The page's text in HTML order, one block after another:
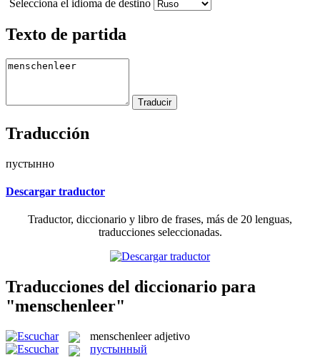
Selecciona el idioma de destino
Texto de partida
Traducción
пустынно
Descargar traductor
Traductor, diccionario y libro de frases, más de 20 lenguas,
traducciones seleccionadas.
Traducciones del diccionario para
"menschenleer"
menschenleer adjetivo
пустынный